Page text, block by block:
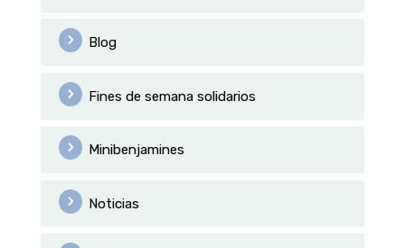
Blog
Fines de semana solidarios
Minibenjamines
Noticias